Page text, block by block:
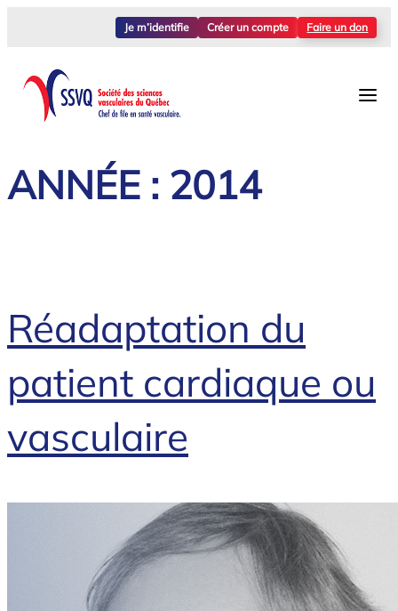
Je m’identifie Créer un compte Faire un don
ANNÉE : 2014
Réadaptation du
patient cardiaque ou
vasculaire